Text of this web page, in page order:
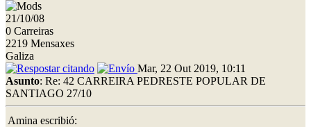
21/10/08
0 Carreiras
2219 Mensaxes
Galiza
Mar, 22 Out 2019, 10:11
Asunto: Re: 42 CARREIRA PEDRESTE POPULAR DE
SANTIAGO 27/10
Amina escribió: